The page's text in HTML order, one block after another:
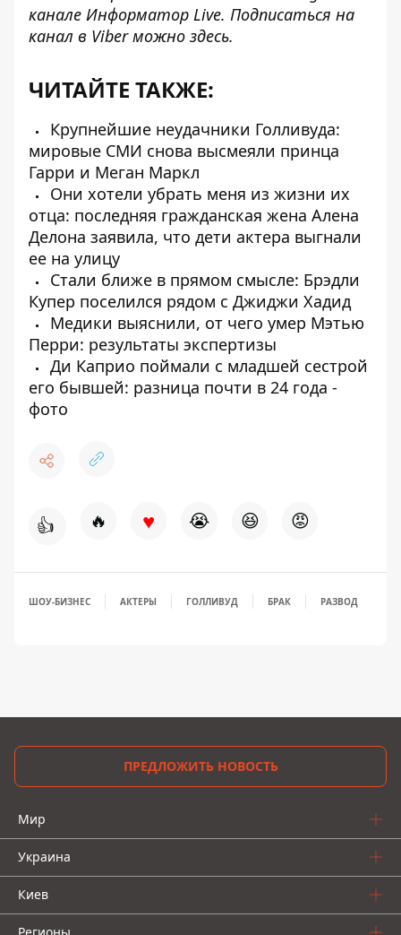
канале Информатор Live. Подписаться на
канал в Viber можно здесь.
ЧИТАЙТЕ ТАКЖЕ:
Крупнейшие неудачники Голливуда:
мировые СМИ снова высмеяли принца
Гарри и Меган Маркл
Они хотели убрать меня из жизни их
отца: последняя гражданская жена Алена
Делона заявила, что дети актера выгнали
ее на улицу
Стали ближе в прямом смысле: Брэдли
Купер поселился рядом с Джиджи Хадид
Медики выяснили, от чего умер Мэтью
Перри: результаты экспертизы
Ди Каприо поймали с младшей сестрой
его бывшей: разница почти в 24 года -
фото
👍 🔥 ♥ 😭 😆 😡
ШОУ-БИЗНЕС АКТЕРЫ ГОЛЛИВУД БРАК РАЗВОД
ПРЕДЛОЖИТЬ НОВОСТЬ
Мир
Украина
Киев